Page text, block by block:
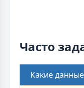
Часто
Какие